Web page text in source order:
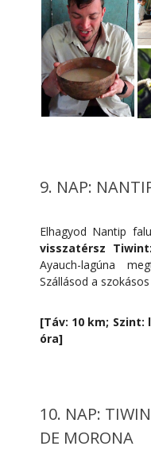
9. NAP:
Elhagyod Nantip
visszatérsz
Ayauch-lagúna
Szállásod a szokásos
[Táv: 10 km; Szint:
óra]
10. NAP:
DE MORONA